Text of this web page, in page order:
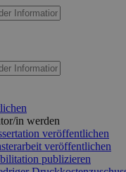
in werden
veröffentlichen
veröffentlichen
publizieren